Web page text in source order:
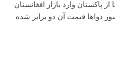
پاکستان وارد بازار افغانستان
دواها قیمت آن دو برابر شده